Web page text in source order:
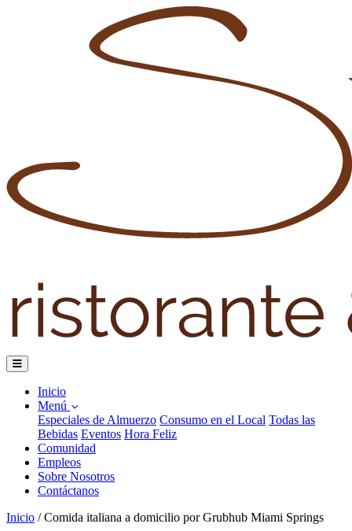
Inicio
Menú
Especiales de Almuerzo Consumo en el Local Todas las
Bebidas Eventos Hora Feliz
Comunidad
Empleos
Sobre Nosotros
Contáctanos
Inicio / Comida italiana a domicilio por Grubhub Miami Springs